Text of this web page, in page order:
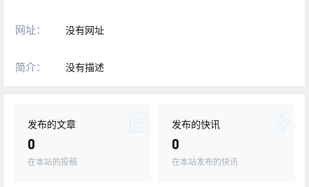
网址： 没有网址
简介： 没有描述
发布的文章
0
在本站的投稿
发布的快讯
0
在本站发布的快讯